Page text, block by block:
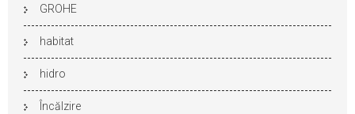
GROHE
habitat
hidro
Încălzire